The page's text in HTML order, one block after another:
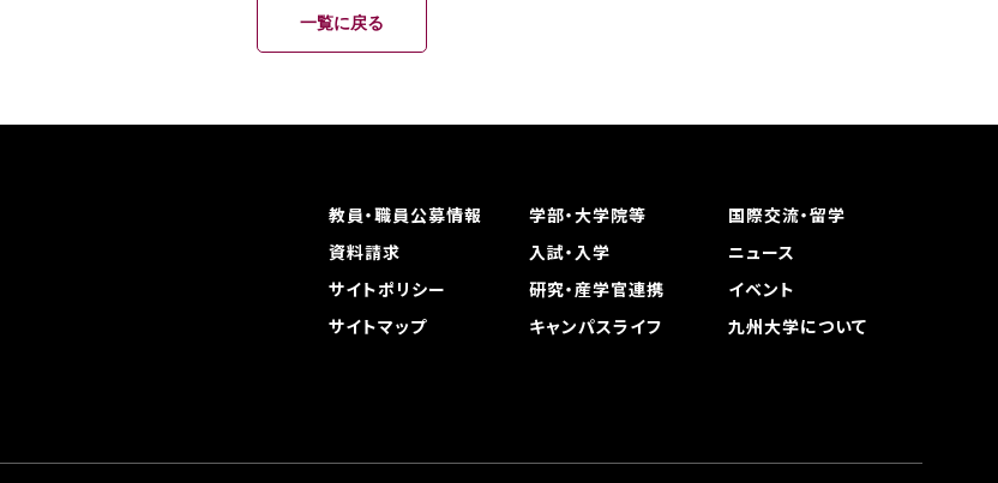
一覧に戻る
教員・職員公募情報 学部・大学院等
国際交流・留学
資料請求
入試・入学
ニュース
サイトポリシー
研究・産学官連携
イベント
サイトマップ
キャンパスライフ 九州大学について